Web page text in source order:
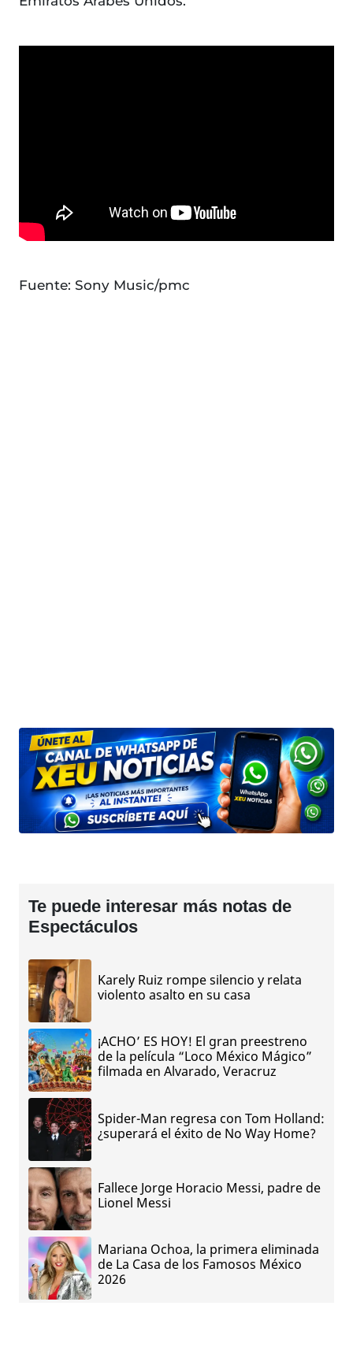
Fuente: Sony Music/pmc
Te puede interesar más notas de
Espectáculos
Karely Ruiz rompe silencio y relata
violento asalto en su casa
¡ACHO’ ES HOY! El gran preestreno
de la película “Loco México Mágico”
filmada en Alvarado, Veracruz
Spider-Man regresa con Tom Holland:
¿superará el éxito de No Way Home?
Fallece Jorge Horacio Messi, padre de
Lionel Messi
Mariana Ochoa, la primera eliminada
de La Casa de los Famosos México
2026